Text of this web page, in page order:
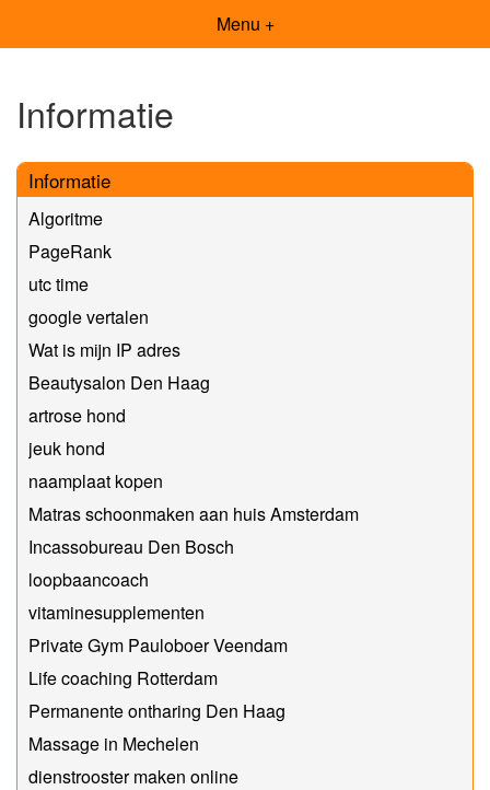
Menu +
Informatie
Informatie
Algoritme
PageRank
utc time
google vertalen
Wat is mijn IP adres
Beautysalon Den Haag
artrose hond
jeuk hond
naamplaat kopen
Matras schoonmaken aan huis Amsterdam
Incassobureau Den Bosch
loopbaancoach
vitaminesupplementen
Private Gym Pauloboer Veendam
Life coaching Rotterdam
Permanente ontharing Den Haag
Massage in Mechelen
dienstrooster maken online